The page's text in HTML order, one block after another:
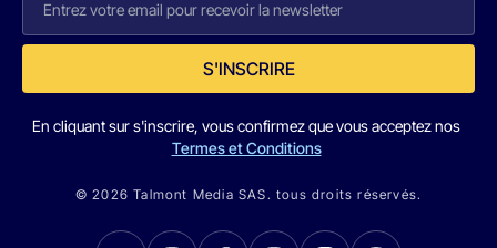
S'INSCRIRE
En cliquant sur s'inscrire, vous confirmez que vous acceptez nos
Termes et Conditions
© 2026 Talmont Media SAS. tous droits réservés.